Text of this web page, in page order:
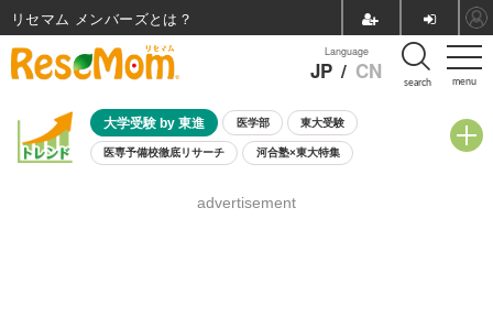
menu
Language
JP / CN search
大学受験 by 東進 医学部 東大受験
医専予備校徹底リサーチ 河合塾×東大特集
8月開催学校説明会・相談会
advertisement
リセマム メンバーズ